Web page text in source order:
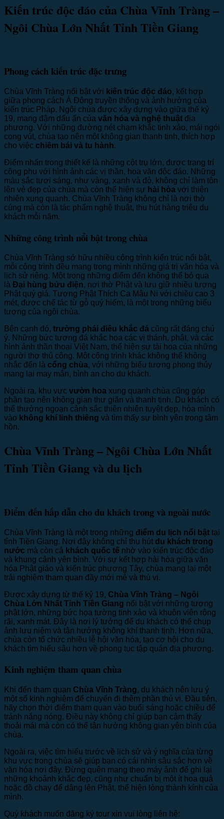
Kiến trúc độc đáo của Chùa Vĩnh Tràng –
Ngôi Chùa Lớn Nhất Tỉnh Tiền Giang
Phong cách kiến trúc đặc trưng
Chùa Vĩnh Tràng nổi bật với kiến trúc độc đáo, kết hợp
giữa phong cách Á Đông truyền thống và ảnh hưởng của
kiến trúc Pháp. Ngôi chùa được xây dựng vào giữa thế kỷ
19, mang đậm dấu ấn của văn hóa và nghệ thuật địa
phương. Với những đường nét chạm khắc tinh xảo, mái ngói
cong vút, chùa tạo nên một không gian thanh tịnh, thích hợp
cho việc chiêm bái và tu hành.
Điểm nhấn trong thiết kế là những cột trụ lớn, được trang trí
công phu với hình ảnh các vị thần, hoa văn độc đáo. Những
màu sắc tươi sáng, như vàng, xanh và đỏ, không chỉ làm tôn
lên vẻ đẹp của chùa mà còn thể hiện sự hài hòa với thiên
nhiên xung quanh. Chùa Vĩnh Tràng không chỉ là nơi thờ
cúng mà còn là tác phẩm nghệ thuật, thu hút hàng triệu du
khách mỗi năm.
Những công trình nổi bật trong chùa
Chùa Vĩnh Tràng sở hữu nhiều công trình kiến trúc nổi bật,
mỗi công trình đều mang trong mình những giá trị văn hóa và
lịch sử riêng. Một trong những điểm đến không thể bỏ qua
là Đại hùng bửu điện, nơi thờ Phật và lưu giữ nhiều tượng
Phật quý giá. Tượng Phật Thích Ca Mâu Ni với chiều cao 3
mét, được chế tác từ gỗ quý hiếm, là một trong những biểu
tượng của ngôi chùa.
Bên cạnh đó, trường phái điêu khắc đá cũng rất đáng chú
ý. Những bức tượng đá khắc họa các vị thánh, phật, và các
hình ảnh thần thoại Việt Nam, thể hiện sự tài hoa của những
người thợ thủ công. Một công trình khác không thể không
nhắc đến là cổng chùa, với những biểu tượng phong thủy
mang lại may mắn, bình an cho du khách.
Ngoài ra, khu vực vườn hoa xung quanh chùa cũng góp
phần tạo nên không gian thư giãn và thanh tịnh. Du khách có
thể thưởng ngoạn cảnh sắc thiên nhiên tuyệt đẹp, hòa mình
vào không khí linh thiêng và tìm thấy sự bình yên trong tâm
hồn.
Chùa Vĩnh Tràng – Ngôi Chùa Lớn Nhất
Tỉnh Tiền Giang và du lịch
Điểm đến hấp dẫn cho du khách trong và ngoài nước
Chùa Vĩnh Tràng là một trong những điểm du lịch nổi bật tại
tỉnh Tiền Giang. Nơi đây không chỉ thu hút du khách trong
nước mà còn cả khách quốc tế nhờ vào kiến trúc độc đáo
và khung cảnh yên bình. Với sự kết hợp hài hòa giữa văn
hóa Phật giáo và kiến trúc phương Tây, chùa mang lại một
trải nghiệm tham quan đầy mới mẻ và thú vị.
Được xây dựng từ thế kỷ 19, Chùa Vĩnh Tràng – Ngôi
Chùa Lớn Nhất Tỉnh Tiền Giang nổi bật với những tượng
phật lớn, những bức họa tường tinh xảo và khuôn viên rộng
rãi, xanh mát. Đây là nơi lý tưởng để du khách có thể chụp
ảnh lưu niệm và tận hưởng không khí thanh tịnh. Hơn nữa,
chùa còn tổ chức nhiều lễ hội văn hóa, tạo cơ hội cho du
khách tìm hiểu sâu hơn về phong tục tập quán địa phương.
Kinh nghiệm tham quan chùa
Khi đến tham quan Chùa Vĩnh Tràng, du khách nên lưu ý
một số kinh nghiệm để chuyến đi thêm phần thú vị. Đầu tiên,
hãy chọn thời điểm tham quan vào buổi sáng hoặc chiều để
tránh nắng nóng. Điều này không chỉ giúp bạn cảm thấy
thoải mái mà còn có thể tận hưởng không gian yên bình của
chùa.
Ngoài ra, việc tìm hiểu trước về lịch sử và ý nghĩa của từng
khu vực trong chùa sẽ giúp bạn có cái nhìn sâu sắc hơn về
văn hóa nơi đây. Đừng quên mang theo máy ảnh để ghi lại
những khoảnh khắc đẹp, cũng như chuẩn bị một ít hoa quả
hoặc đồ chay để dâng lên Phật, thể hiện lòng thành kính của
mình.
Quý khách muốn đăng ký tour xin vui lòng liên hệ: